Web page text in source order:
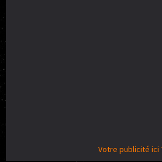
Votre publicité ici